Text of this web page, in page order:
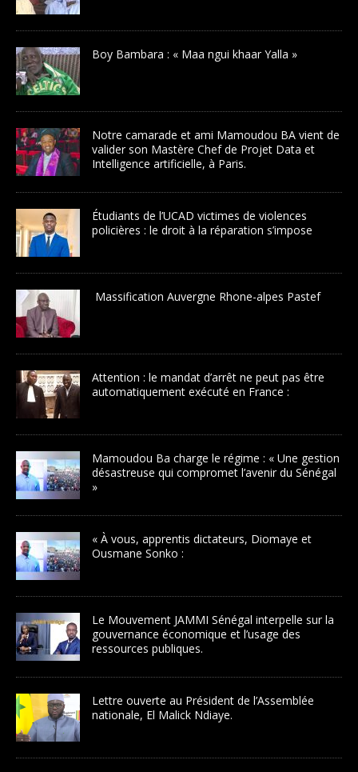
Boy Bambara : « Maa ngui khaar Yalla »
Notre camarade et ami Mamoudou BA vient de
valider son Mastère Chef de Projet Data et
Intelligence artificielle, à Paris.
Étudiants de l’UCAD victimes de violences
policières : le droit à la réparation s’impose
Massification Auvergne Rhone-alpes Pastef
Attention : le mandat d’arrêt ne peut pas être
automatiquement exécuté en France :
Mamoudou Ba charge le régime : « Une gestion
désastreuse qui compromet l’avenir du Sénégal
»
« À vous, apprentis dictateurs, Diomaye et
Ousmane Sonko :
Le Mouvement JAMMI Sénégal interpelle sur la
gouvernance économique et l’usage des
ressources publiques.
Lettre ouverte au Président de l’Assemblée
nationale, El Malick Ndiaye.